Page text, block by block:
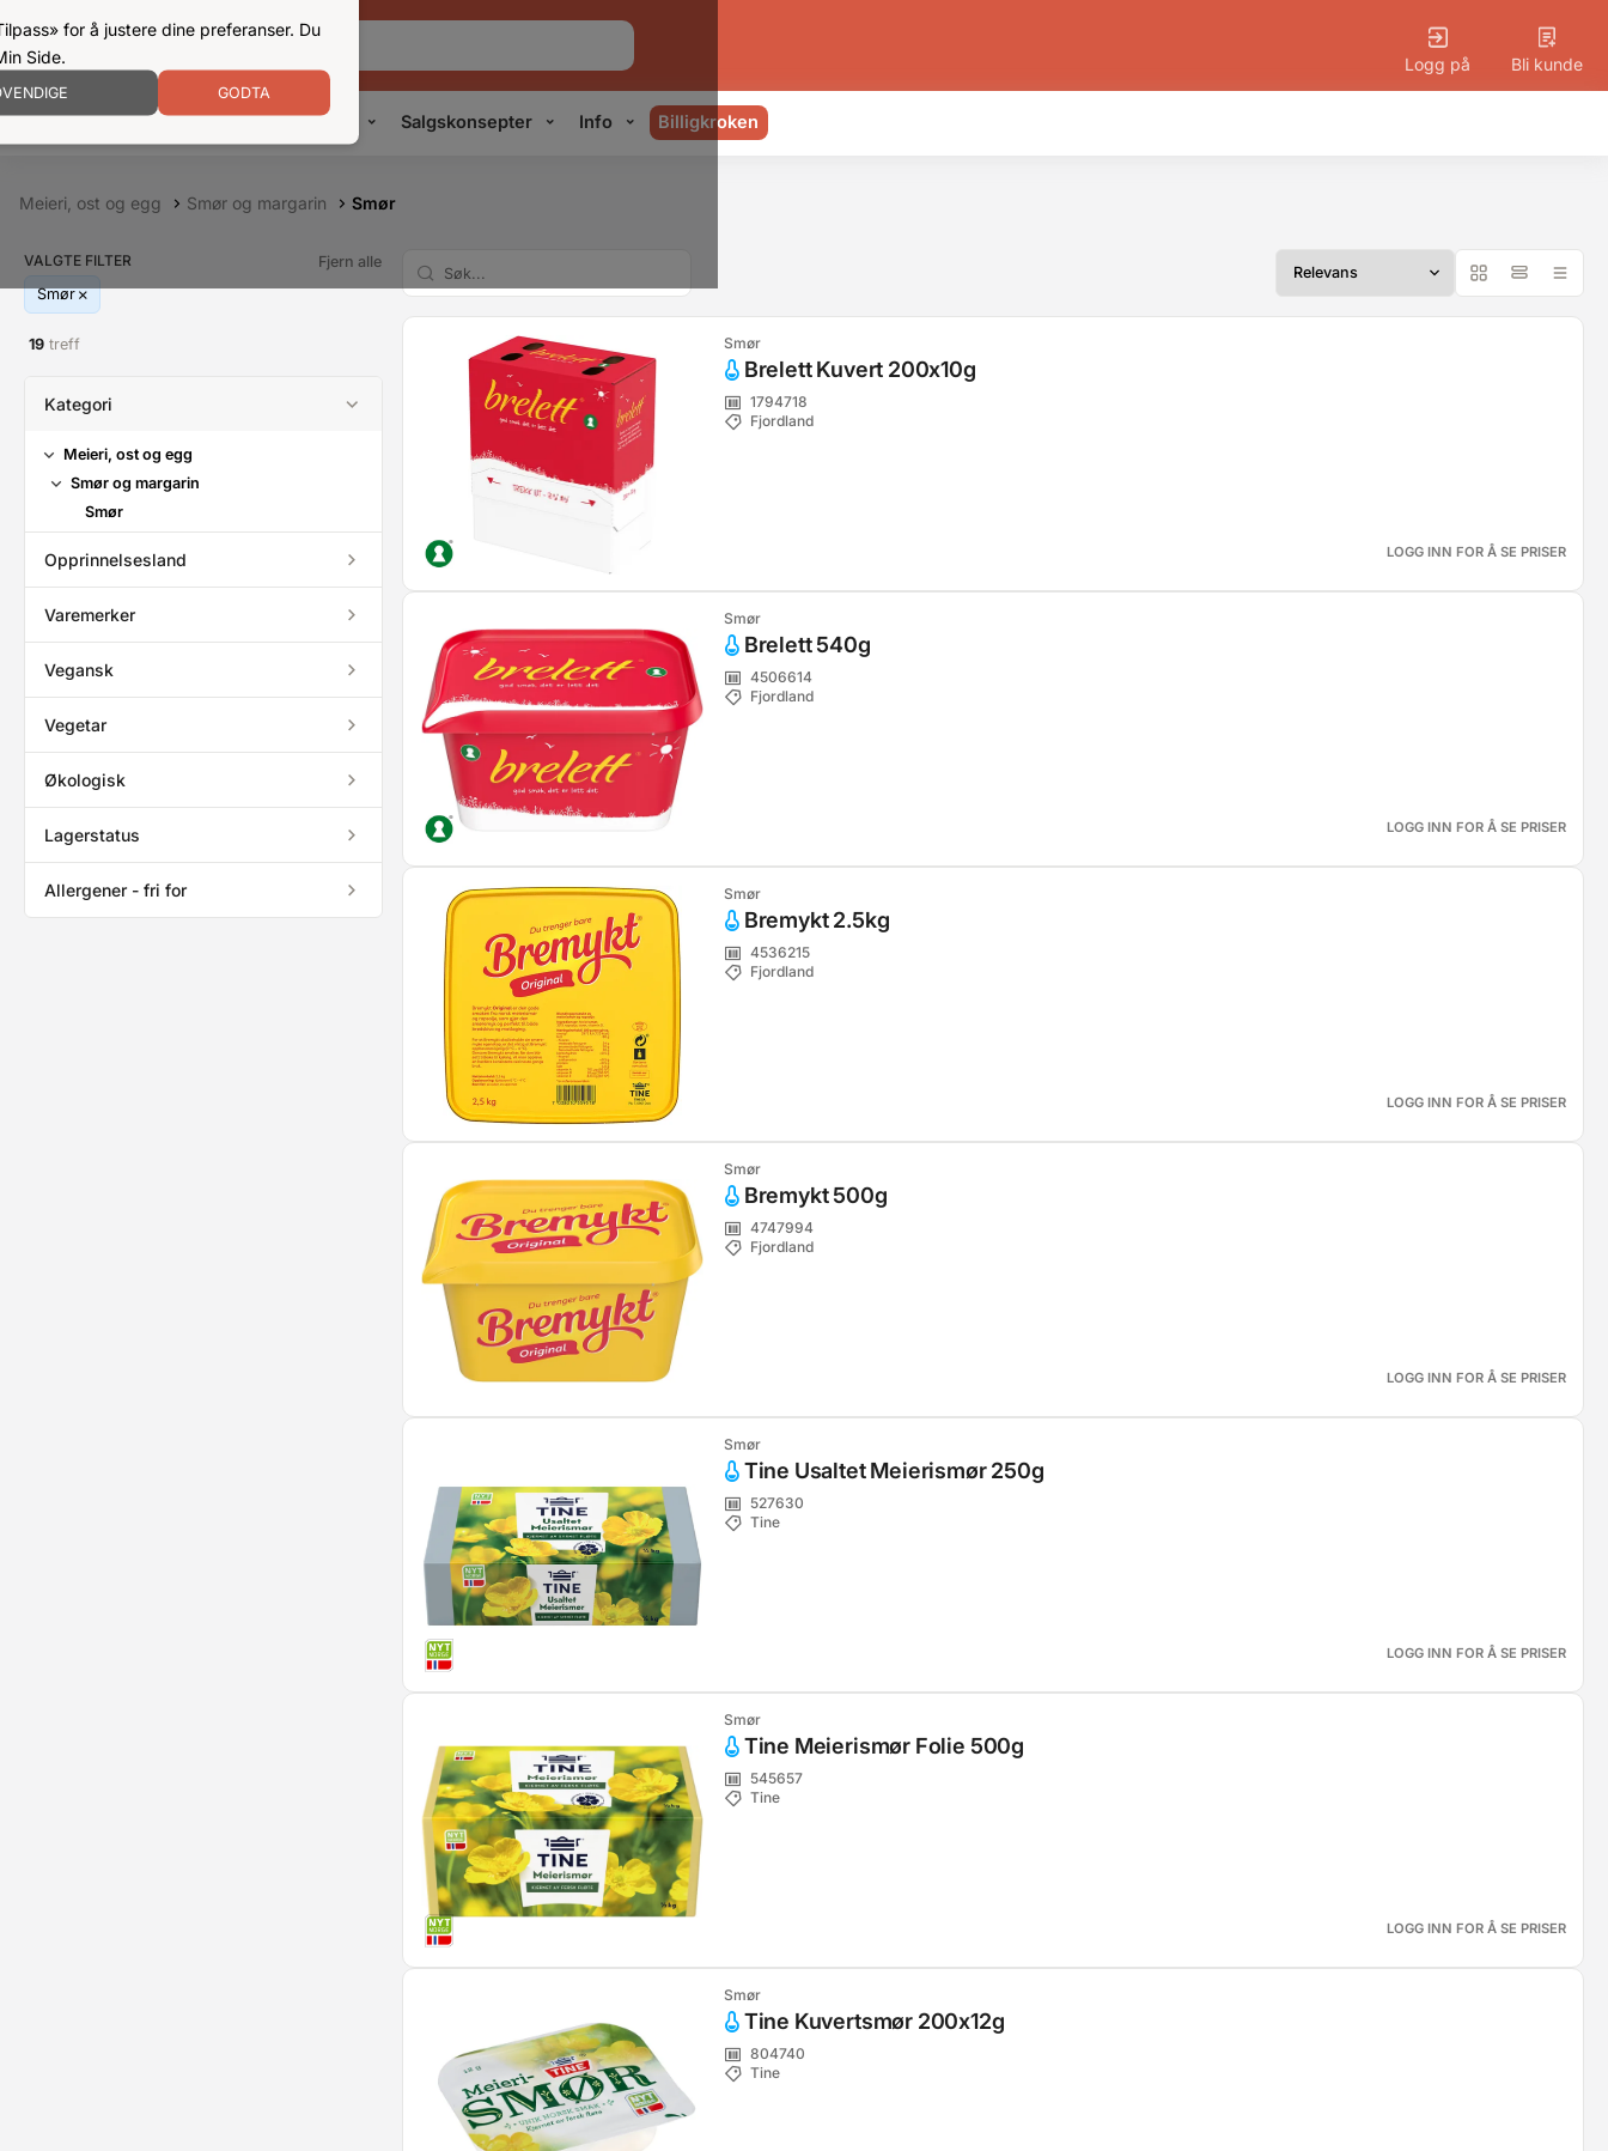
for å justere dine preferanser. Du
Side.
GODTA
Logg på Bli kunde
Kampanjer Produkter Konsepter Salgskonsepter Info Billigkroken
Meieri, ost og egg Smør og margarin Smør
VALGTE FILTER
Fjern alle
Smør
19 treff
Kategori
Meieri, ost og egg
Smør og margarin
Smør
Opprinnelsesland
Varemerker
Vegansk
Vegetar
Økologisk
Lagerstatus
Allergener - fri for
Smør
Brelett Kuvert 200x10g
1794718
Fjordland
LOGG INN FOR Å SE PRISER
Smør
Brelett 540g
4506614
Fjordland
LOGG INN FOR Å SE PRISER
Smør
Bremykt 2.5kg
4536215
Fjordland
LOGG INN FOR Å SE PRISER
Smør
Bremykt 500g
4747994
Fjordland
LOGG INN FOR Å SE PRISER
Smør
Tine Usaltet Meierismør 250g
527630
Tine
LOGG INN FOR Å SE PRISER
Smør
Tine Meierismør Folie 500g
545657
Tine
LOGG INN FOR Å SE PRISER
Smør
Tine Kuvertsmør 200x12g
804740
Tine